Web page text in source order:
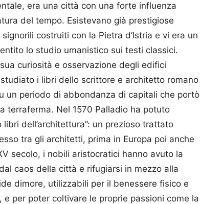
era una città con una forte influenza
del tempo. Esistevano già prestigiose
costruiti con la Pietra d’Istria e vi era un
lo studio umanistico sui testi classici.
curiosità e osservazione degli edifici
studiato i libri dello scrittore e architetto romano
un periodo di abbondanza di capitali che portò
terraferma. Nel 1570 Palladio ha potuto
dell’architettura”: un prezioso trattato
tra gli architetti, prima in Europa poi anche
secolo, i nobili aristocratici hanno avuto la
caos della città e rifugiarsi in mezzo alla
dimore, utilizzabili per il benessere fisico e
per poter coltivare le proprie passioni come la